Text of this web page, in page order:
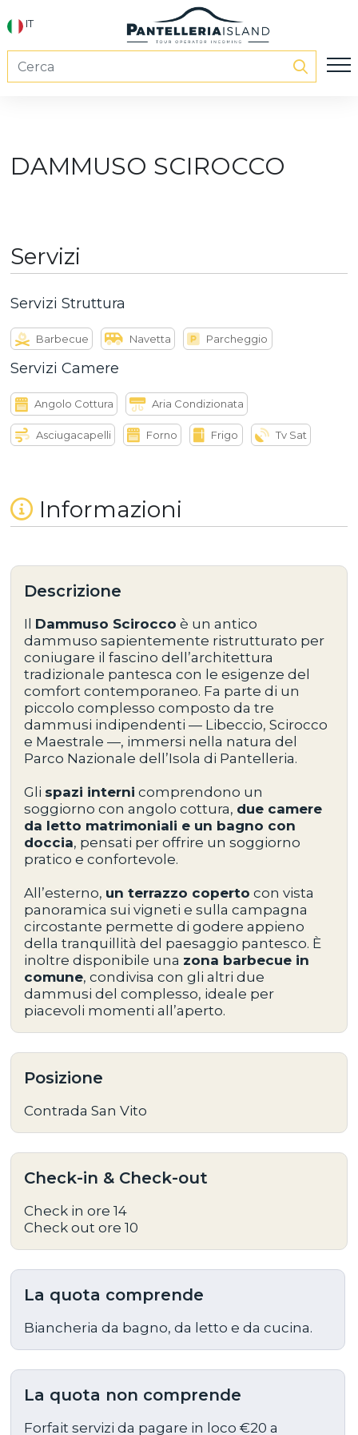
IT
DAMMUSO SCIROCCO
Servizi
Servizi Struttura
Barbecue Navetta Parcheggio
Servizi Camere
Angolo Cottura Aria Condizionata
Asciugacapelli Forno Frigo Tv Sat
Informazioni
Descrizione
Il Dammuso Scirocco è un antico
dammuso sapientemente ristrutturato per
coniugare il fascino dell’architettura
tradizionale pantesca con le esigenze del
comfort contemporaneo. Fa parte di un
piccolo complesso composto datre
dammusi indipendenti — Libeccio, Scirocco
e Maestrale —, immersi nella natura del
Parco Nazionale dell’Isola di Pantelleria.
Gli spazi interni comprendono un
soggiorno con angolo cottura, due camere
da letto matrimoniali e un bagno con
doccia, pensati per offrire un soggiorno
pratico e confortevole.
All’esterno, unterrazzo coperto con vista
panoramica sui vigneti e sulla campagna
circostante permette di godere appieno
della tranquillità del paesaggio pantesco. È
inoltre disponibile una zona barbecue in
comune, condivisa con gli altri due
dammusi del complesso, ideale per
piacevoli momenti all’aperto.
Posizione
Contrada San Vito
Check-in & Check-out
Check in ore 14
Check out ore 10
La quota comprende
Biancheria da bagno, da letto e da cucina.
La quota non comprende
Forfait servizi da pagare in loco €20 a